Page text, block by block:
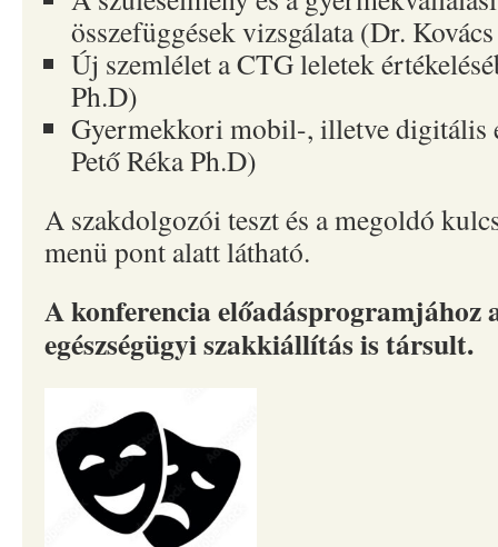
összefüggések vizsgálata (Dr.
Új szemlélet a CTG leletek
Ph.D)
Gyermekkori mobil-, illetve digitális
Pető Réka Ph.D)
A szakdolgozói teszt és a megoldó
menü pont alatt látható.
A konferencia előadásprogramjához
egészségügyi szakkiállítás is társult.